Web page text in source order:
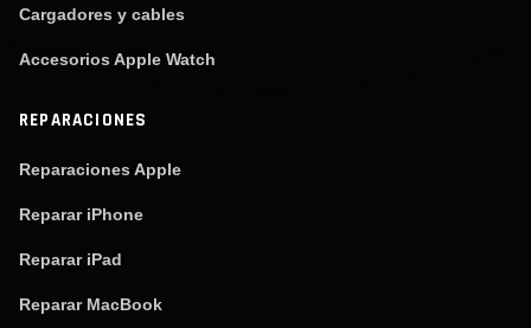
Cargadores y cables
Accesorios Apple Watch
REPARACIONES
Reparaciones Apple
Reparar iPhone
Reparar iPad
Reparar MacBook